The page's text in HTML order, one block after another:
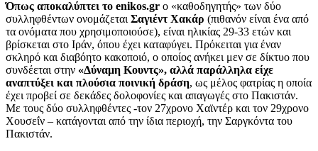
Όπως αποκαλύπτει το enikos.gr o «καθοδηγητής» των δύο
συλληφθέντων ονομάζεται Σαγιέντ Χακάρ (πιθανόν είναι ένα από
τα ονόματα που χρησιμοποιούσε), είναι ηλικίας 29-33 ετών και
βρίσκεται στο Ιράν, όπου έχει καταφύγει. Πρόκειται για έναν
σκληρό και διαβόητο κακοποιό, ο οποίος ανήκει μεν σε δίκτυο που
συνδέεται στην «Δύναμη Κουντς», αλλά παράλληλα είχε
αναπτύξει και πλούσια ποινική δράση, ως μέλος φατρίας η οποία
έχει προβεί σε δεκάδες δολοφονίες και απαγωγές στο Πακιστάν.
Με τους δύο συλληφθέντες -τον 27χρονο Χαϊντέρ και τον 29χρονο
Χουσεΐν – κατάγονται από την ίδια περιοχή, την Σαργκόντα του
Πακιστάν.